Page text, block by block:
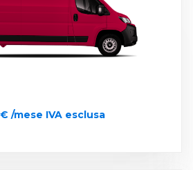
€ /mese IVA esclusa